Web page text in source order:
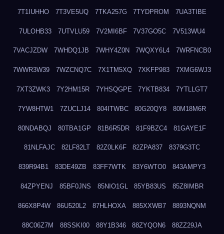
7T1IUHHO 7T3VE5UQ 7TKA257G 7TYDPROM 7UA3TIBE
7ULOHB33 7UTVLU59 7V2MI6BF 7V37GO5C 7V513WU4
7VACJZDW 7WHDQ1JB 7WHY4Z0N 7WQXY6L4 7WRFNCB0
7WWR3W39 7WZCNQ7C 7X1TM5XQ 7XKFP983 7XMG6WJ3
7XT3ZWK3 7Y2HM15R 7YHSQGPE 7YKTB834 7YTLLGT7
7YW8HTW1 7ZUCLJ14 804ITWBC 80G20QY8 80M18M6R
80NDABQJ 80TBA1GP 81B6R5DR 81F9BZC4 81GAYE1F
81NLFAJC 82LF82LT 82Z0LK6F 82ZPA837 8379G3TC
839R94B1 83DE49ZB 83FF7WTK 83Y6WTO0 843AMPY3
84ZPYENJ 85BF0JNS 85NIO1GL 85YB83US 85Z8IMBR
866X8P4W 86U520L2 87HLHOXA 885XXWB7 8893NQNM
88C06Z7M 88SSKI00 88Y1B346 88ZYQON6 88ZZ29JA